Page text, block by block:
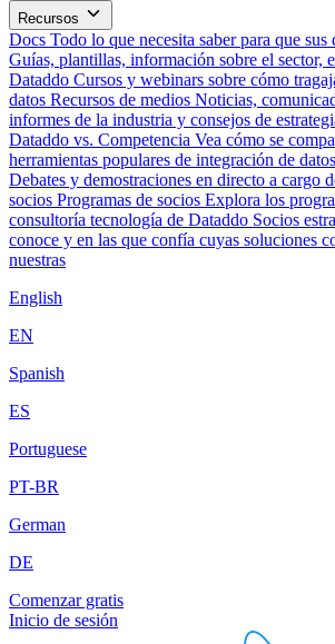
Recursos
Docs Todo lo que necesita saber para que sus
Guías, plantillas, información sobre el sector,
Dataddo Cursos y webinars sobre cómo
datos Recursos de medios Noticias,
informes de la industria y consejos de
Dataddo vs. Competencia Vea cómo se
herramientas populares de integración de datos
Debates y demostraciones en directo a cargo
socios Programas de socios Explora los
consultoría tecnología de Dataddo Socios
conoce y en las que confía cuyas soluciones
nuestras
English
EN
Spanish
ES
Portuguese
PT-BR
German
DE
Comenzar gratis
Inicio de sesión